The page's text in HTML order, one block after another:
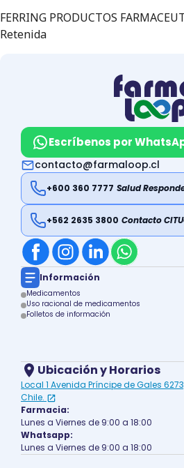
FERRING PRODUCTOS
Retenida
Escríbenos por
contacto@farmaloop.cl
+600 360 7777 Salud
+562 2635 3800 Contacto
Información
Medicamentos
Uso racional de medicamentos
Folletos de información
Ubicación y Horarios
Local 1 Avenida Príncipe de Gales
Chile.
Farmacia:
Lunes a Viernes de 9:00 a 18:00
Whatsapp:
Lunes a Viernes de 9:00 a 18:00